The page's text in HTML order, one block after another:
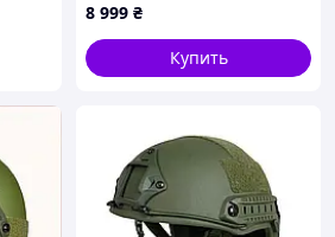
P87657E46
8 999 ₴
Купить